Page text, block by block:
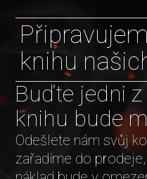
knihu
Buďte jedni
knihu bude
Odešlete nám svůj
zařadíme do